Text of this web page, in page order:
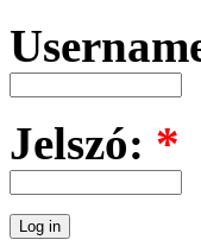
Jelszó: *